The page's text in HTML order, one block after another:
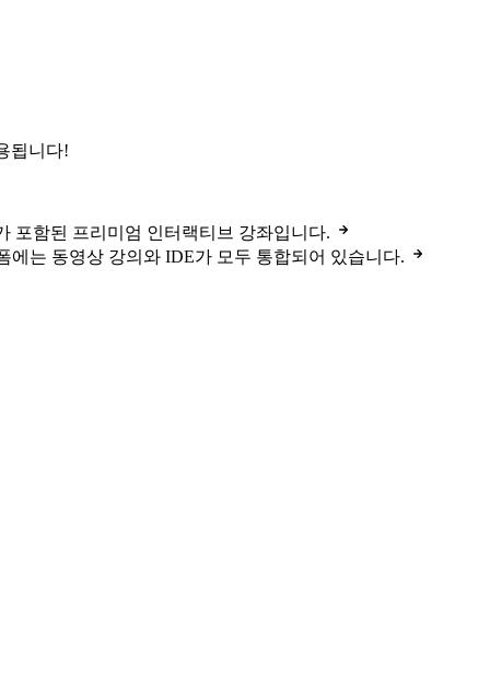
됩니다!
포함된 프리미엄 인터랙티브 강좌입니다.
에는 동영상 강의와 IDE가 모두 통합되어 있습니다.